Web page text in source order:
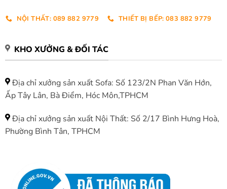
NỘI THẤT: 089 882 9779 THIẾT BỊ BẾP: 083 882 9779
KHO XƯỞNG & ĐỐI TÁC
Địa chỉ xưởng sản xuất Sofa: Số 123/2N Phan Văn Hớn,
Ấp Tây Lân, Bà Điểm, Hóc Môn,TPHCM
Địa chỉ xưởng sản xuất Nội Thất: Số 2/17 Bình Hưng Hoà,
Phường Bình Tân, TPHCM